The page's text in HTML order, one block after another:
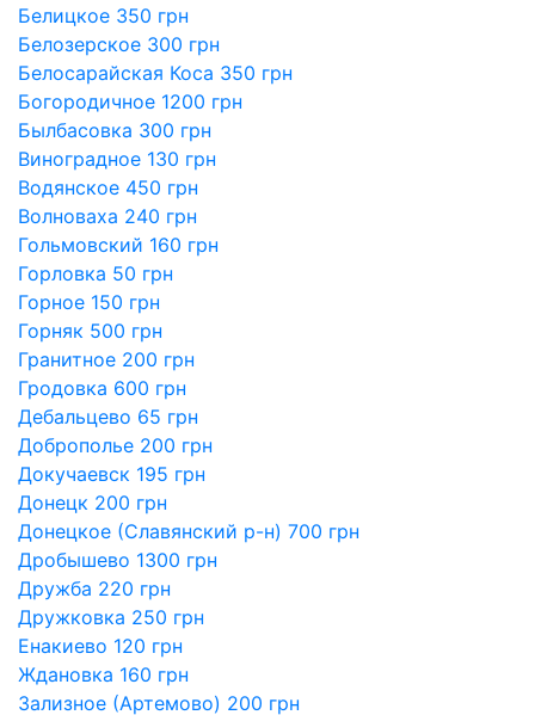
Белицкое 350 грн
Белозерское 300 грн
Белосарайская Коса 350 грн
Богородичное 1200 грн
Былбасовка 300 грн
Виноградное 130 грн
Водянское 450 грн
Волноваха 240 грн
Гольмовский 160 грн
Горловка 50 грн
Горное 150 грн
Горняк 500 грн
Гранитное 200 грн
Гродовка 600 грн
Дебальцево 65 грн
Доброполье 200 грн
Докучаевск 195 грн
Донецк 200 грн
Донецкое (Славянский р-н) 700 грн
Дробышево 1300 грн
Дружба 220 грн
Дружковка 250 грн
Енакиево 120 грн
Ждановка 160 грн
Зализное (Артемово) 200 грн